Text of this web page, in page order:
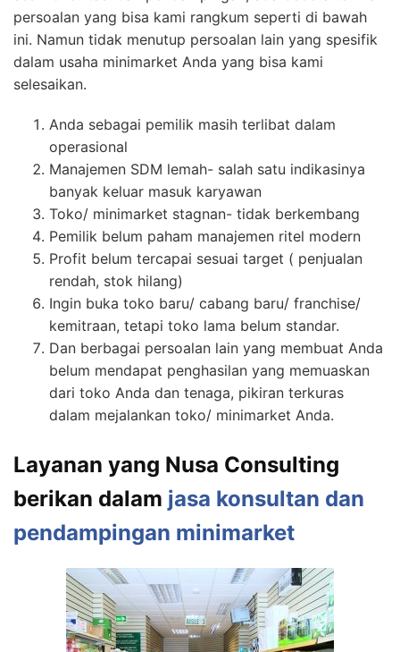
persoalan yang bisa kami rangkum seperti di bawah
ini. Namun tidak menutup persoalan lain yang spesifik
dalam usaha minimarket Anda yang bisa kami
selesaikan.
Anda sebagai pemilik masih terlibat dalam
operasional
Manajemen SDM lemah- salah satu indikasinya
banyak keluar masuk karyawan
Toko/ minimarket stagnan- tidak berkembang
Pemilik belum paham manajemen ritel modern
Profit belum tercapai sesuai target ( penjualan
rendah, stok hilang)
Ingin buka toko baru/ cabang baru/ franchise/
kemitraan, tetapi toko lama belum standar.
Dan berbagai persoalan lain yang membuat Anda
belum mendapat penghasilan yang memuaskan
dari toko Anda dan tenaga, pikiran terkuras
dalam mejalankan toko/ minimarket Anda.
Layanan yang Nusa Consulting
berikan dalam jasa konsultan dan
pendampingan minimarket